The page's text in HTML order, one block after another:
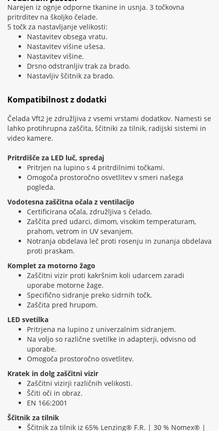
Narejen iz ognje odporne tkanine in usnja. 3 točkovna
pritrditev na školjko čelade.
5 točk za nastavljanje velikosti:
Nastavitev obsega vratu.
Nastavitev višine ušesa.
Nastavitev višine.
Drsno odstranljiv trak za brado.
Nastavljiv ščitnik za brado.
Kompatibilnost z dodatki
Čelada Vft2 je združljiva z vsemi vrstami dodatkov. Namesti se
lahko protihrupna zaščita, ščitniki za tilnik, radijski sistemi in
video kamere.
Pritrdišče za LED luč, spredaj
Pritrjen na lupino s 4 pritrdilnimi točkami.
Omogoča prostoročno osvetlitev v smeri našega
pogleda.
Vodotesna zaščitna očala z ventilacijo
Certificirana očala, združljiva s čelado.
Zaščita pred udarci, dimom, visokim temperaturam,
prahom, vetrom in UV sevanjem.
Notranja obdelava leč proti rosenju in zunanja obdelava
proti praskam.
Komplet za motorno žago
Zaščitni vizir proti kakršnim koli udarcem zaradi
uporabe motorne žage.
Specifično sidranje preko sidrnih točk.
Zaščita pred hrupom.
LED svetilka
Pritrjena na lupino z univerzalnim sidranjem.
Na voljo so različne svetilke in adapterji, odvisno od
uporabe.
Omogoča prostoročno osvetlitev.
Kratek in dolg zaščitni vizir
Zaščitni vizirji različnih velikosti.
Ščiti oči in obraz.
EN 166:2001
Ščitnik za tilnik
Ščitnik za tilnik iz 65% Lenzing® F.R. | 30 % Nomex® |